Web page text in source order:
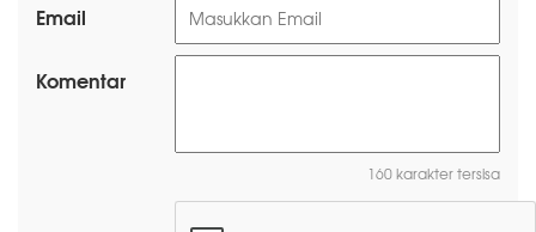
Email
Komentar
160 karakter tersisa